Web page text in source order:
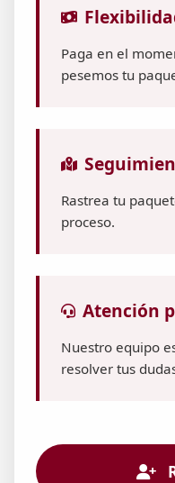
Paga en el
pesemos tu
Rastrea tu
proceso.
Atención
Nuestro equipo
resolver tus